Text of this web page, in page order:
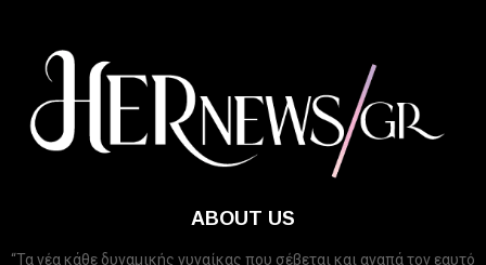
ABOUT US
“Τα νέα κάθε δυναμικής γυναίκας που σέβεται και αγαπά τον εαυτό